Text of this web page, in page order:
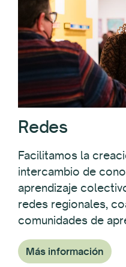
Redes
Facilitamos la
intercambio de
aprendizaje
redes regionales,
comunidades de
Más información